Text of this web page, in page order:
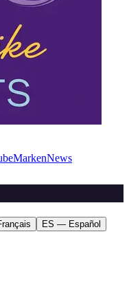
MarkenNews
ES — Español